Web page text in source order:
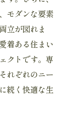
モダンな要素
立が図れま
着ある住まい
クトです。専
れぞれのニー
続く快適な生